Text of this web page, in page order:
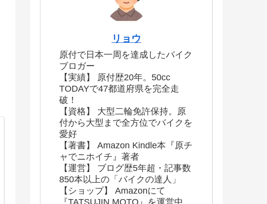
リョウ
原付で日本一周を達成したバイク
ブロガー
【実績】 原付歴20年。50cc
TODAYで47都道府県を完全走
破！
【資格】 大型二輪免許保持。原
付から大型まで全方位でバイクを
愛好
【著書】 Amazon Kindle本『原チ
ャでニホイチ』著者
【運営】 ブログ歴5年超・記事数
850本以上の「バイクの達人」
【ショップ】 Amazonにて